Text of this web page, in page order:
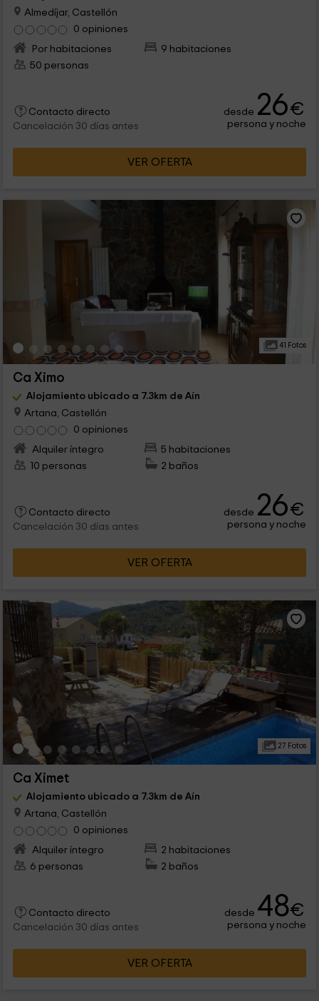
Almedíjar, Castellón
0 opiniones
Por habitaciones
9 habitaciones
50 personas
Contacto directo
Cancelación 30 días antes
desde 26€
persona y noche
VER OFERTA
41 Fotos
Ca Ximo
Alojamiento ubicado a 7.3km de Aín
Artana, Castellón
0 opiniones
Alquiler íntegro
5 habitaciones
10 personas
2 baños
Contacto directo
Cancelación 30 días antes
desde 26€
persona y noche
VER OFERTA
27 Fotos
Ca Ximet
Alojamiento ubicado a 7.3km de Aín
Artana, Castellón
0 opiniones
Alquiler íntegro
2 habitaciones
6 personas
2 baños
Contacto directo
Cancelación 30 días antes
desde 48€
persona y noche
VER OFERTA